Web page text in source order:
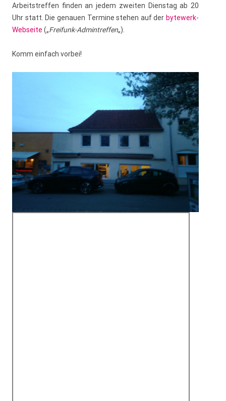
Arbeitstreffen finden an jedem zweiten Dienstag ab 20
Uhr statt. Die genauen Termine stehen auf der bytewerk-
Webseite („Freifunk-Admintreffen„).
Komm einfach vorbei!